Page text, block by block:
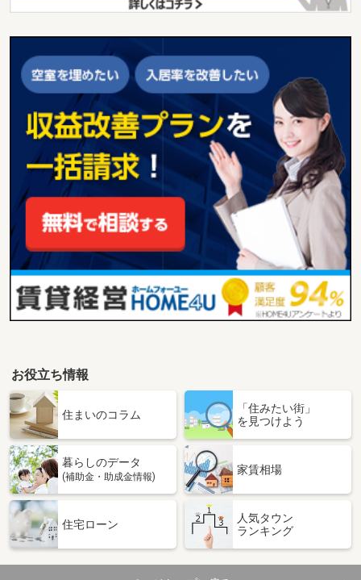
お役立ち情報
住まいのコラム
「住みたい街」
を見つけよう
暮らしのデータ
(補助金・助成金情報)
家賃相場
住宅ローン
人気タウン
ランキング